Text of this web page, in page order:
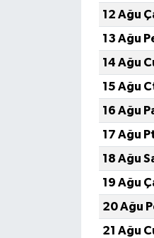
12 Ağu
13 Ağu
14 Ağu
15 Ağu
16 Ağu
17 Ağu
18 Ağu
19 Ağu
20 Ağu
21 Ağu